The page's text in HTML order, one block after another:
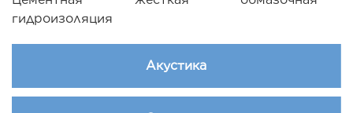
гидроизоляция
Акустика